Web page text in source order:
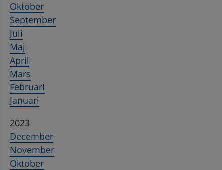
Oktober
September
Juli
Maj
April
Mars
Februari
Januari
2023
December
November
Oktober